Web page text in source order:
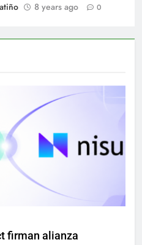
8 years ago 0
firman alianza